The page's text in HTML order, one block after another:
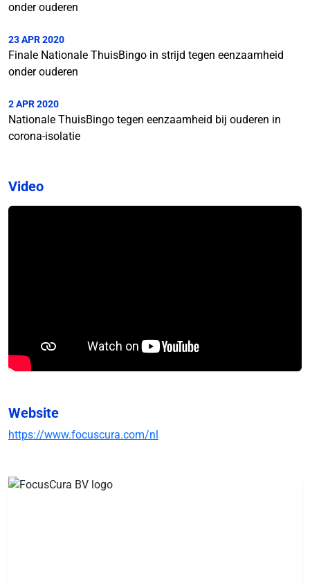
onder ouderen
23 APR 2020
Finale Nationale ThuisBingo in strijd tegen eenzaamheid
onder ouderen
2 APR 2020
Nationale ThuisBingo tegen eenzaamheid bij ouderen in
corona-isolatie
Video
Website
https://www.focuscura.com/nl